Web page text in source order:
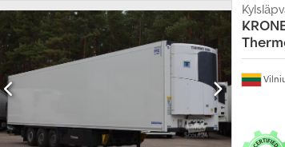
EU-godkänd till: 2026-06-30 Egenvikt: 10 770 kg Bredd:
280 cm Modell: Skapsemi - Carrier aggregat =